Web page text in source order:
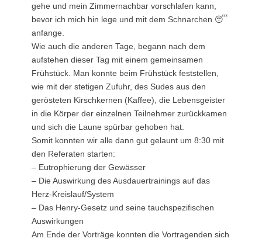
gehe und mein Zimmernachbar vorschlafen kann,
bevor ich mich hin lege und mit dem Schnarchen 😴
anfange.
Wie auch die anderen Tage, begann nach dem
aufstehen dieser Tag mit einem gemeinsamen
Frühstück. Man konnte beim Frühstück feststellen,
wie mit der stetigen Zufuhr, des Sudes aus den
gerösteten Kirschkernen (Kaffee), die Lebensgeister
in die Körper der einzelnen Teilnehmer zurückkamen
und sich die Laune spürbar gehoben hat.
Somit konnten wir alle dann gut gelaunt um 8:30 mit
den Referaten starten:
– Eutrophierung der Gewässer
– Die Auswirkung des Ausdauertrainings auf das
Herz-Kreislauf/System
– Das Henry-Gesetz und seine tauchspezifischen
Auswirkungen
Am Ende der Vorträge konnten die Vortragenden sich